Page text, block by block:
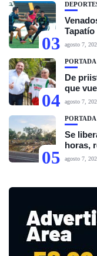
03 agosto 7,
04
PORTADA
De
que
agosto 7,
05
PORTADA
Se
horas,
agosto 7,